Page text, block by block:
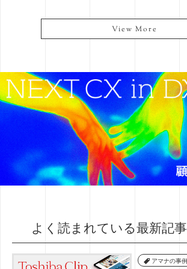
View More
View More
よく読まれている最新記事
アマナの事例